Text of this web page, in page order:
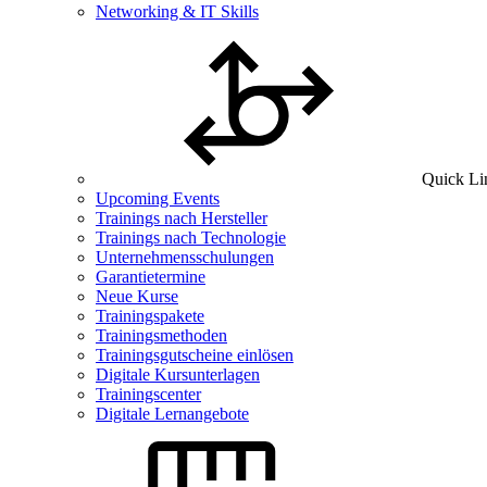
Networking & IT Skills
Quick
Upcoming Events
Trainings nach Hersteller
Trainings nach Technologie
Unternehmensschulungen
Garantietermine
Neue Kurse
Trainingspakete
Trainingsmethoden
Trainingsgutscheine einlösen
Digitale Kursunterlagen
Trainingscenter
Digitale Lernangebote